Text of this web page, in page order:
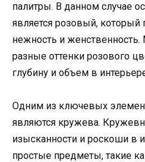
палитры. В данном случае
является розовый, который
нежность и
разные оттенки розового
глубину и объем в
Одним из ключевых
являются кружева.
изысканности и роскоши в
простые предметы, такие